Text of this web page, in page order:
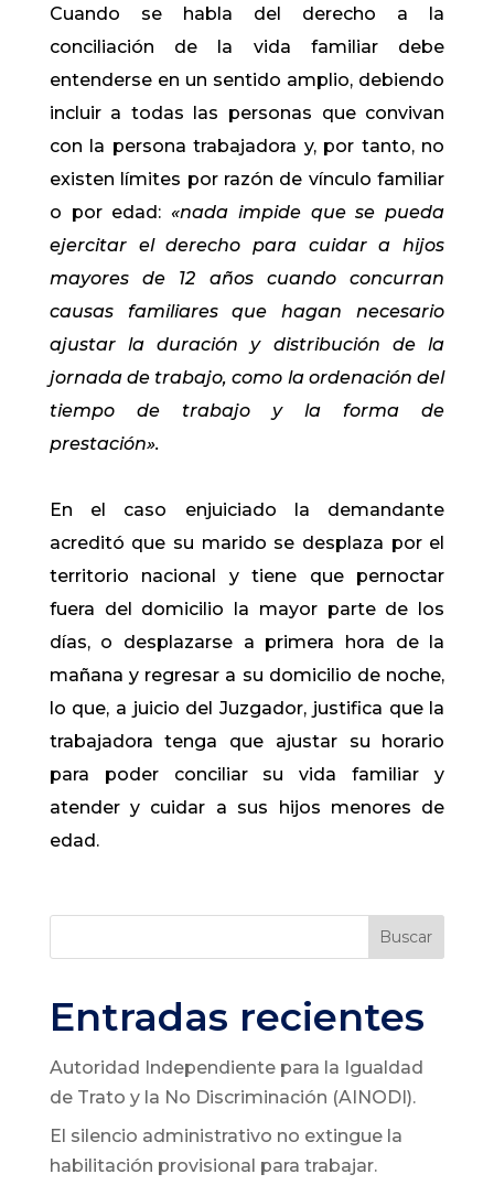
Cuando se habla del derecho a la
conciliación de la vida familiar debe
entenderse en un sentido amplio, debiendo
incluir a todas las personas que convivan
con la persona trabajadora y, por tanto, no
existen límites por razón de vínculo familiar
o por edad: «nada impide que se pueda
ejercitar el derecho para cuidar a hijos
mayores de 12 años cuando concurran
causas familiares que hagan necesario
ajustar la duración y distribución de la
jornada de trabajo, como la ordenación del
tiempo de trabajo y la forma de
prestación».
En el caso enjuiciado la demandante
acreditó que su marido se desplaza por el
territorio nacional y tiene que pernoctar
fuera del domicilio la mayor parte de los
días, o desplazarse a primera hora de la
mañana y regresar a su domicilio de noche,
lo que, a juicio del Juzgador, justifica que la
trabajadora tenga que ajustar su horario
para poder conciliar su vida familiar y
atender y cuidar a sus hijos menores de
edad.
Buscar
Entradas recientes
Autoridad Independiente para la Igualdad
de Trato y la No Discriminación (AINODI).
El silencio administrativo no extingue la
habilitación provisional para trabajar.